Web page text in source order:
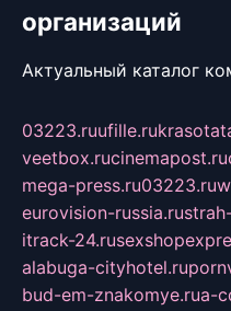
организаций
Актуальный каталог
03223.ruufille.ru
veetbox.rucinemapost.ru
mega-press.ru03223.ru
eurovision-russia.ru
itrack-24.ru
alabuga-cityhotel.ru
bud-em-znakomye.rua-